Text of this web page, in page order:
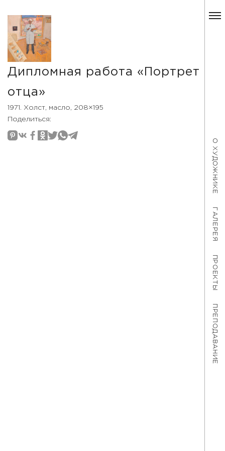
О ХУДОЖНИКЕ
ГАЛЕРЕЯ
ПРОЕКТЫ
ПРЕПОДАВАНИЕ
Дипломная работа «Портрет
отца»
1971. Холст, масло, 208×195
Поделиться: